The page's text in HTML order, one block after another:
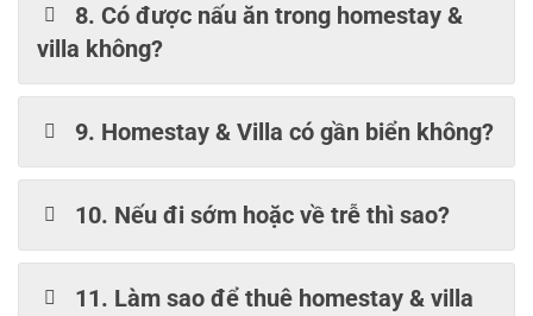
8. Có được nấu ăn trong homestay &
villa không?
9. Homestay & Villa có gần biển không?
10. Nếu đi sớm hoặc về trễ thì sao?
11. Làm sao để thuê homestay & villa